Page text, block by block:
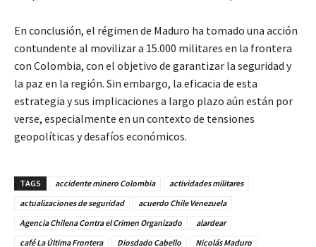
En conclusión, el régimen de Maduro ha tomado una acción
contundente al movilizar a 15.000 militares en la frontera
con Colombia, con el objetivo de garantizar la seguridad y
la paz en la región. Sin embargo, la eficacia de esta
estrategia y sus implicaciones a largo plazo aún están por
verse, especialmente en un contexto de tensiones
geopolíticas y desafíos económicos.
TAGS accidente minero Colombia
actividades militares
actualizaciones de seguridad
acuerdo Chile Venezuela
Agencia Chilena Contra el Crimen Organizado
alardear
café La Última Frontera
Diosdado Cabello Nicolás Maduro